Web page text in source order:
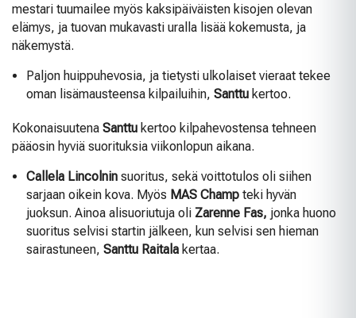
mestari tuumailee myös kaksipäiväisten kisojen olevan
elämys, ja tuovan mukavasti uralla lisää kokemusta, ja
näkemystä.
Paljon huippuhevosia, ja tietysti ulkolaiset vieraat tekee
oman lisämausteensa kilpailuihin, Santtu kertoo.
Kokonaisuutena Santtu kertoo kilpahevostensa tehneen
pääosin hyviä suorituksia viikonlopun aikana.
Callela Lincolnin suoritus, sekä voittotulos oli siihen
sarjaan oikein kova. Myös MAS Champ teki hyvän
juoksun. Ainoa alisuoriutuja oli Zarenne Fas, jonka huono
suoritus selvisi startin jälkeen, kun selvisi sen hieman
sairastuneen, Santtu Raitala kertaa.